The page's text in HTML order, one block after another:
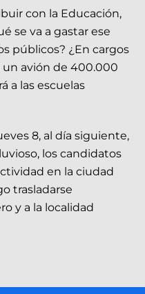
con la Educación,
se va a gastar ese
públicos? ¿En cargos
un avión de 400.000
a las escuelas
8, al día siguiente,
los candidatos
en la ciudad
trasladarse
y a la localidad